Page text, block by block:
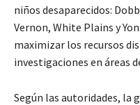
niños desaparecidos:
Vernon, White Plains y
maximizar los recursos
investigaciones en áreas
Según las autoridades, la